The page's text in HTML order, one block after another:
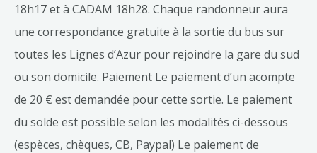
18h17 et à CADAM 18h28. Chaque randonneur aura
une correspondance gratuite à la sortie du bus sur
toutes les Lignes d’Azur pour rejoindre la gare du sud
ou son domicile. Paiement Le paiement d’un acompte
de 20 € est demandée pour cette sortie. Le paiement
du solde est possible selon les modalités ci-dessous
(espèces, chèques, CB, Paypal) Le paiement de